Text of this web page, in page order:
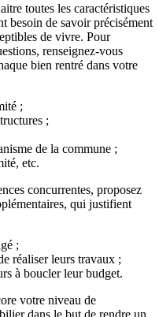
toutes les caractéristiques
besoin de savoir précisément
de vivre. Pour
renseignez-vous
bien rentré dans votre
;
;
de la commune ;
etc.
concurrentes, proposez
qui justifient
;
réaliser leurs travaux ;
à boucler leur budget.
votre niveau de
dans le but de rendre un